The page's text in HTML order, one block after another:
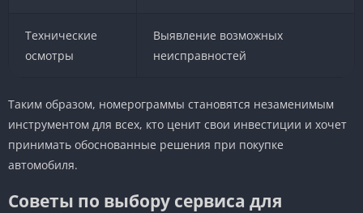
Технические
осмотры
Выявление возможных
неисправностей
Таким образом, номерограммы становятся незаменимым
инструментом для всех, кто ценит свои инвестиции и хочет
принимать обоснованные решения при покупке
автомобиля.
Советы по выбору сервиса для